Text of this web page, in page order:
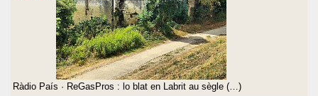
Ràdio País · ReGasPros : lo blat en Labrit au sègle (…)